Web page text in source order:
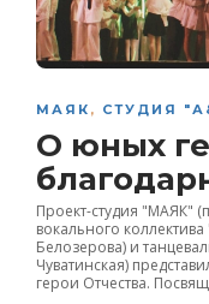
МАЯК , СТУДИЯ
О юных
Проект-студия "МАЯК"
вокального
Белозерова) и
Чуватинская)
герои Отчества.